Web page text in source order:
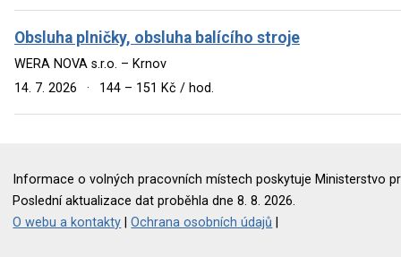
Obsluha plničky, obsluha balícího stroje
WERA NOVA s.r.o. – Krnov
14. 7. 2026
· 144 – 151 Kč / hod.
Informace o volných pracovních místech poskytuje Ministerstvo
Poslední aktualizace dat proběhla dne 8. 8. 2026.
O webu a kontakty |Ochrana osobních údajů